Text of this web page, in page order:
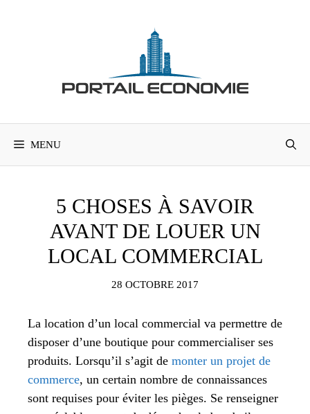
MENU
5 CHOSES À SAVOIR
AVANT DE LOUER UN
LOCAL COMMERCIAL
28 OCTOBRE 2017
La location d’un local commercial va permettre de
disposer d’une boutique pour commercialiser ses
produits. Lorsqu’il s’agit de monter un projet de
commerce, un certain nombre de connaissances
sont requises pour éviter les pièges. Se renseigner